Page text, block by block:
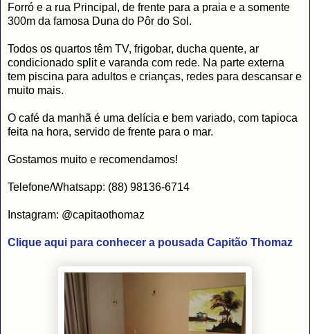
Forró e a rua Principal, de frente para a praia e a somente
300m da famosa Duna do Pôr do Sol.
Todos os quartos têm TV, frigobar, ducha quente, ar
condicionado split e varanda com rede. Na parte externa
tem piscina para adultos e crianças, redes para descansar e
muito mais.
O café da manhã é uma delícia e bem variado, com tapioca
feita na hora, servido de frente para o mar.
Gostamos muito e recomendamos!
Telefone/Whatsapp: (88) 98136-6714
Instagram: @capitaothomaz
Clique aqui para conhecer a pousada Capitão Thomaz